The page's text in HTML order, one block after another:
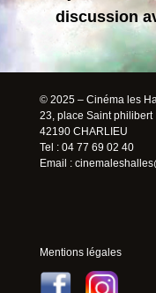
discussion
© 2025 – Cinéma les
23, place Saint philibert
42190 CHARLIEU
Tel : 04 77 69 02 40
Email :
Mentions légales